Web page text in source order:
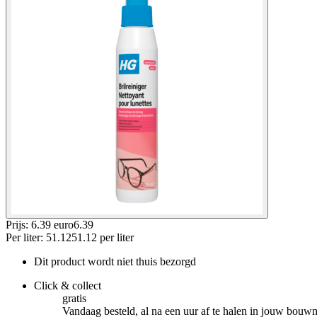
Prijs: 6.39 euro6.39
Per liter: 51.1251.12 per liter
Dit product wordt niet thuis bezorgd
Click & collect
gratis
Vandaag besteld, al na een uur af te halen in jouw